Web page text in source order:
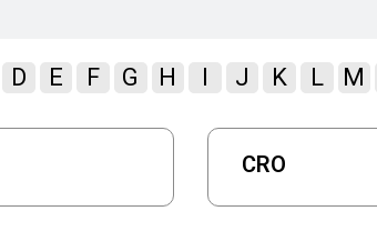
D E F G H I J K L M
CRO